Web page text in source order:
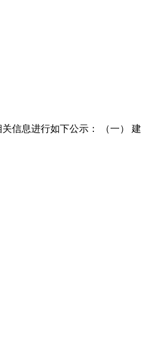
信息进行如下公示： （一） 建